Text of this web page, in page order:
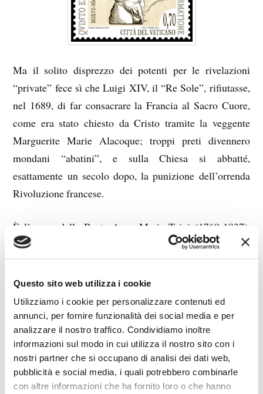
Questo sito web utilizza i cookie
Utilizziamo i cookie per personalizzare contenuti ed
annunci, per fornire funzionalità dei social media e per
analizzare il nostro traffico. Condividiamo inoltre
informazioni sul modo in cui utilizza il nostro sito con i
nostri partner che si occupano di analisi dei dati web,
pubblicità e social media, i quali potrebbero combinarle
con altre informazioni che ha fornito loro o che hanno
Ma il solito disprezzo dei potenti per le rivelazioni
“private” fece sì che Luigi XIV, il “Re Sole”, rifiutasse,
nel 1689, di far consacrare la Francia al Sacro Cuore,
come era stato chiesto da Cristo tramite la veggente
Marguerite Marie Alacoque; troppi preti divennero
mondani “abatini”, e sulla Chiesa si abbatté,
esattamente un secolo dopo, la punizione dell’orrenda
Rivoluzione francese.
È l’epoca della Beata Anna Maria Taigi (1769-1837),
che aveva il dono di discernere il destino delle anime:
vedeva gente semplice che appena sapeva dire le
preghiere salire immediatamente al Paradiso, mentre
preti e prelati sprofondavano all’inferno. La Taigi
profetò e descrisse con molti anni d’anticipo numerosi
avvenimenti storici, come il disastro napoleonico in
Russia e la morte di Buonaparte a Sant’Elena; una sua
profezia descrive esattamente il Gay Pride: “(…)
andranno per le vie della Eterna Città Santa bagnata dal